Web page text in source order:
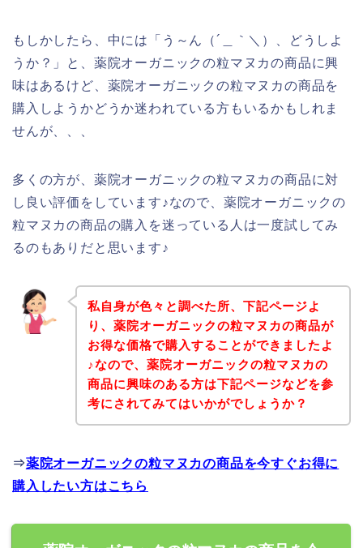
もしかしたら、中には「う～ん（´＿｀＼）、どうしよ
うか？」と、薬院オーガニックの粒マヌカの商品に興
味はあるけど、薬院オーガニックの粒マヌカの商品を
購入しようかどうか迷われている方もいるかもしれま
せんが、、、
多くの方が、薬院オーガニックの粒マヌカの商品に対
し良い評価をしています♪なので、薬院オーガニックの
粒マヌカの商品の購入を迷っている人は一度試してみ
るのもありだと思います♪
私自身が色々と調べた所、下記ページよ
り、薬院オーガニックの粒マヌカの商品が
お得な価格で購入することができましたよ
♪なので、薬院オーガニックの粒マヌカの
商品に興味のある方は下記ページなどを参
考にされてみてはいかがでしょうか？
⇒薬院オーガニックの粒マヌカの商品を今すぐお得に
購入したい方はこちら